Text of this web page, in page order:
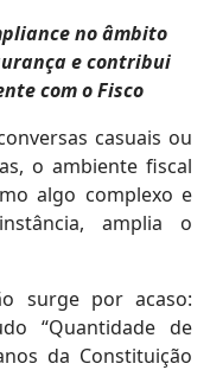
no âmbito
e contribui
com o Fisco
casuais ou
o ambiente fiscal
algo complexo e
amplia o
surge por acaso:
“Quantidade de
da Constituição